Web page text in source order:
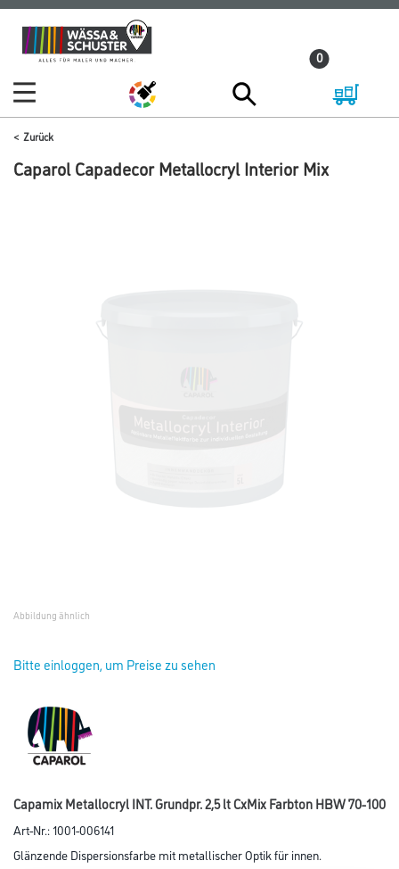
Zum
Inhalt
Zum
Navigationsmenü
0
Zurück
Caparol Capadecor Metallocryl Interior Mix
Abbildung ähnlich
Bitte einloggen, um Preise zu sehen
Capamix Metallocryl INT. Grundpr. 2,5 lt CxMix Farbton HBW 70-100
Art-Nr.:1001-006141
Glänzende Dispersionsfarbe mit metallischer Optik für innen.